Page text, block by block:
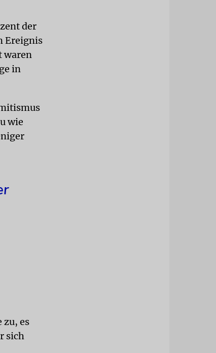
der
Ereignis
waren
in
wie
es
sich